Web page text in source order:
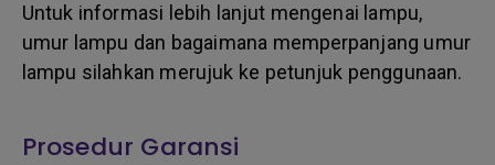
Untuk informasi lebih lanjut mengenai lampu,
umur lampu dan bagaimana memperpanjang umur
lampu silahkan merujuk ke petunjuk penggunaan.
Prosedur Garansi